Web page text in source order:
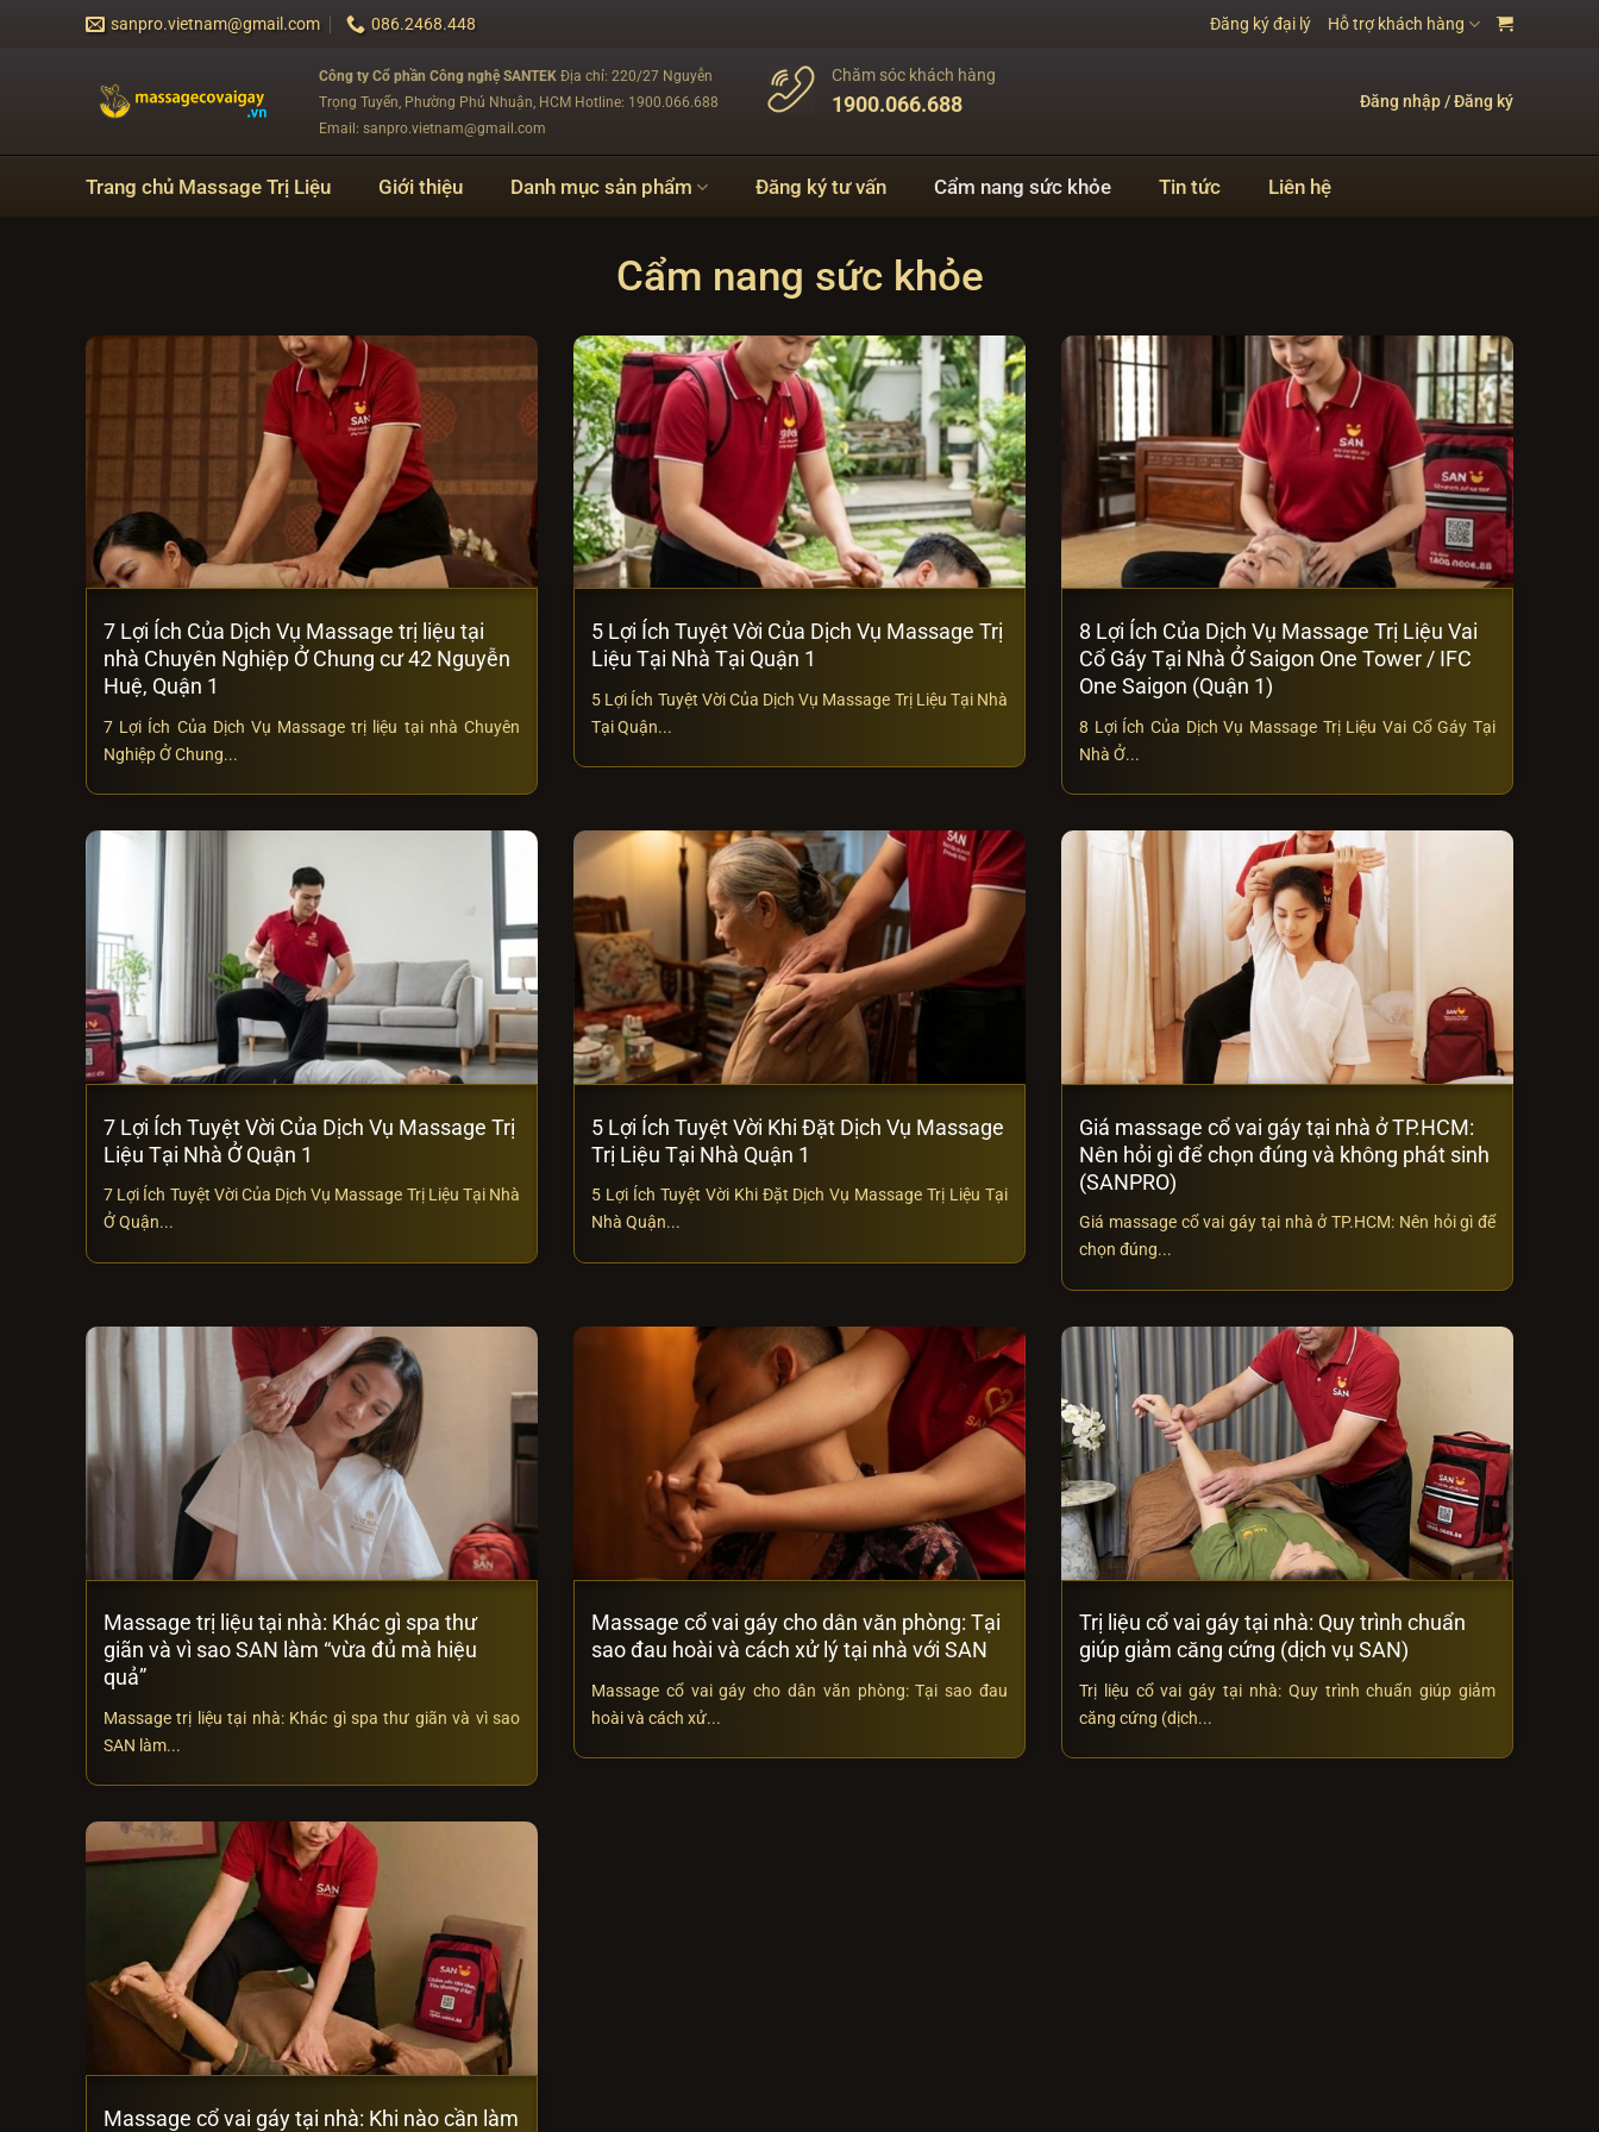
sanpro.vietnam@gmail.com 086.2468.448 Đăng ký đại lý Hỗ trợ khách hàng
Công ty Cổ phần Công nghệ SANTEK Địa chỉ: 220/27 Nguyễn
Trọng Tuyển, Phường Phú Nhuận, HCM Hotline: 1900.066.688
Email: sanpro.vietnam@gmail.com
Chăm sóc khách hàng
1900.066.688 Đăng nhập / Đăng ký
Trang chủ Massage Trị Liệu Giới thiệu Danh mục sản phẩm Đăng ký tư vấn Cẩm nang sức khỏe Tin tức Liên hệ
Cẩm nang sức khỏe
7 Lợi Ích Của Dịch Vụ Massage trị liệu tại
nhà Chuyên Nghiệp Ở Chung cư 42 Nguyễn
Huệ, Quận 1
7 Lợi Ích Của Dịch Vụ Massage trị liệu tại nhà Chuyên
Nghiệp Ở Chung...
5 Lợi Ích Tuyệt Vời Của Dịch Vụ Massage Trị
Liệu Tại Nhà Tại Quận 1
5 Lợi Ích Tuyệt Vời Của Dịch Vụ Massage Trị Liệu Tại Nhà
Tại Quận...
8 Lợi Ích Của Dịch Vụ Massage Trị Liệu Vai
Cổ Gáy Tại Nhà Ở Saigon One Tower / IFC
One Saigon (Quận 1)
8 Lợi Ích Của Dịch Vụ Massage Trị Liệu Vai Cổ Gáy Tại
Nhà Ở...
7 Lợi Ích Tuyệt Vời Của Dịch Vụ Massage Trị
Liệu Tại Nhà Ở Quận 1
7 Lợi Ích Tuyệt Vời Của Dịch Vụ Massage Trị Liệu Tại Nhà
Ở Quận...
5 Lợi Ích Tuyệt Vời Khi Đặt Dịch Vụ Massage
Trị Liệu Tại Nhà Quận 1
5 Lợi Ích Tuyệt Vời Khi Đặt Dịch Vụ Massage Trị Liệu Tại
Nhà Quận...
Giá massage cổ vai gáy tại nhà ở TP.HCM:
Nên hỏi gì để chọn đúng và không phát sinh
(SANPRO)
Giá massage cổ vai gáy tại nhà ở TP.HCM: Nên hỏi gì để
chọn đúng...
Massage trị liệu tại nhà: Khác gì spa thư
giãn và vì sao SAN làm “vừa đủ mà hiệu
quả”
Massage trị liệu tại nhà: Khác gì spa thư giãn và vì sao
SAN làm...
Massage cổ vai gáy cho dân văn phòng: Tại
sao đau hoài và cách xử lý tại nhà với SAN
Massage cổ vai gáy cho dân văn phòng: Tại sao đau
hoài và cách xử...
Trị liệu cổ vai gáy tại nhà: Quy trình chuẩn
giúp giảm căng cứng (dịch vụ SAN)
Trị liệu cổ vai gáy tại nhà: Quy trình chuẩn giúp giảm
căng cứng (dịch...
Massage cổ vai gáy tại nhà: Khi nào cần làm